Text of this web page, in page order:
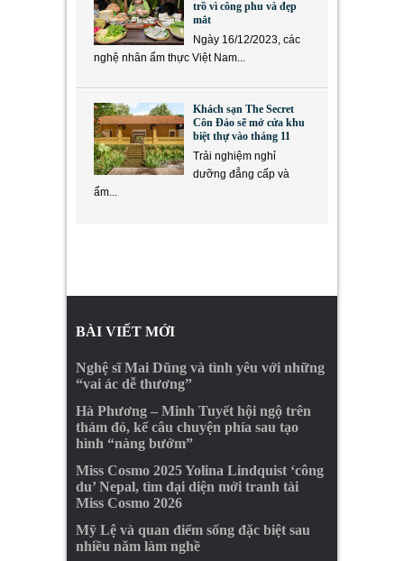
trồ vì công phu và đẹp
mắt
Ngày 16/12/2023, các
nghệ nhân ẩm thực Việt Nam...
Khách sạn The Secret
Côn Đảo sẽ mở cửa khu
biệt thự vào tháng 11
Trải nghiệm nghỉ
dưỡng đẳng cấp và
ẩm...
BÀI VIẾT MỚI
Nghệ sĩ Mai Dũng và tình yêu với những
“vai ác dễ thương”
Hà Phương – Minh Tuyết hội ngộ trên
thảm đỏ, kể câu chuyện phía sau tạo
hình “nàng bướm”
Miss Cosmo 2025 Yolina Lindquist ‘công
du’ Nepal, tìm đại diện mới tranh tài
Miss Cosmo 2026
Mỹ Lệ và quan điểm sống đặc biệt sau
nhiều năm làm nghề